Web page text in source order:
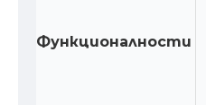
Функционалности